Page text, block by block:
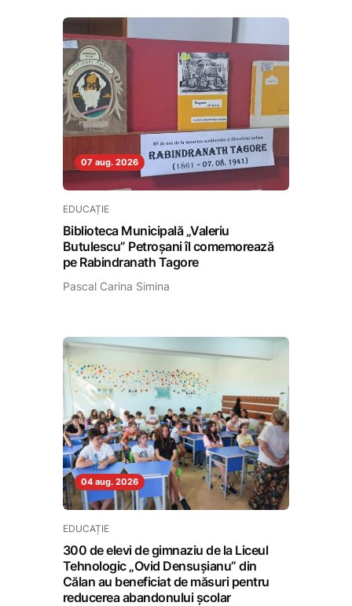
07 aug. 2026
EDUCAȚIE
Biblioteca Municipală „Valeriu
Butulescu” Petroșani îl comemorează
pe Rabindranath Tagore
Pascal Carina Simina
04 aug. 2026
EDUCAȚIE
300 de elevi de gimnaziu de la Liceul
Tehnologic „Ovid Densușianu” din
Călan au beneficiat de măsuri pentru
reducerea abandonului școlar